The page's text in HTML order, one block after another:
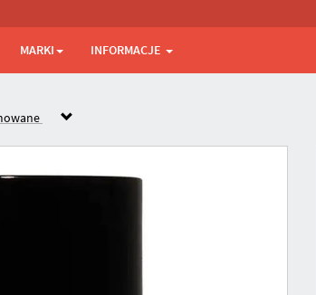
MARKI INFORMACJE